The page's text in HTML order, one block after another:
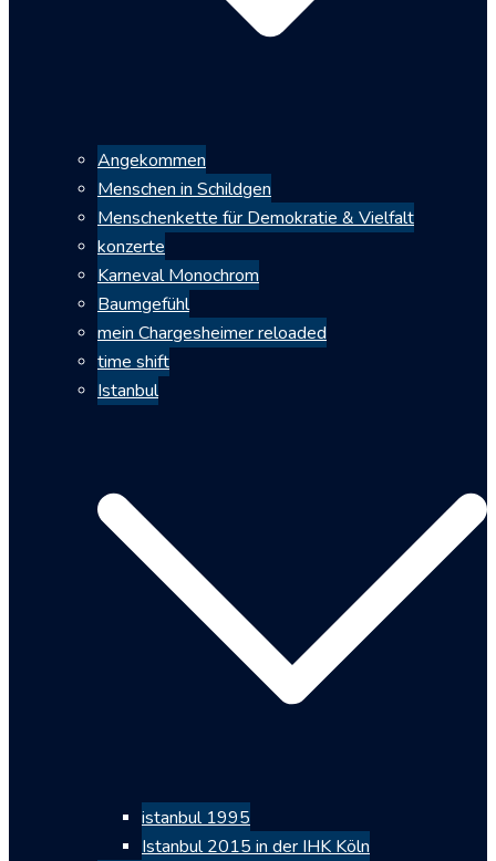
Angekommen
Menschen in Schildgen
Menschenkette für Demokratie & Vielfalt
konzerte
Karneval Monochrom
Baumgefühl
mein Chargesheimer reloaded
time shift
Istanbul
istanbul 1995
Istanbul 2015 in der IHK Köln